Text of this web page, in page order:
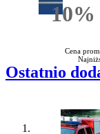
10%
Cena
Ostatnio